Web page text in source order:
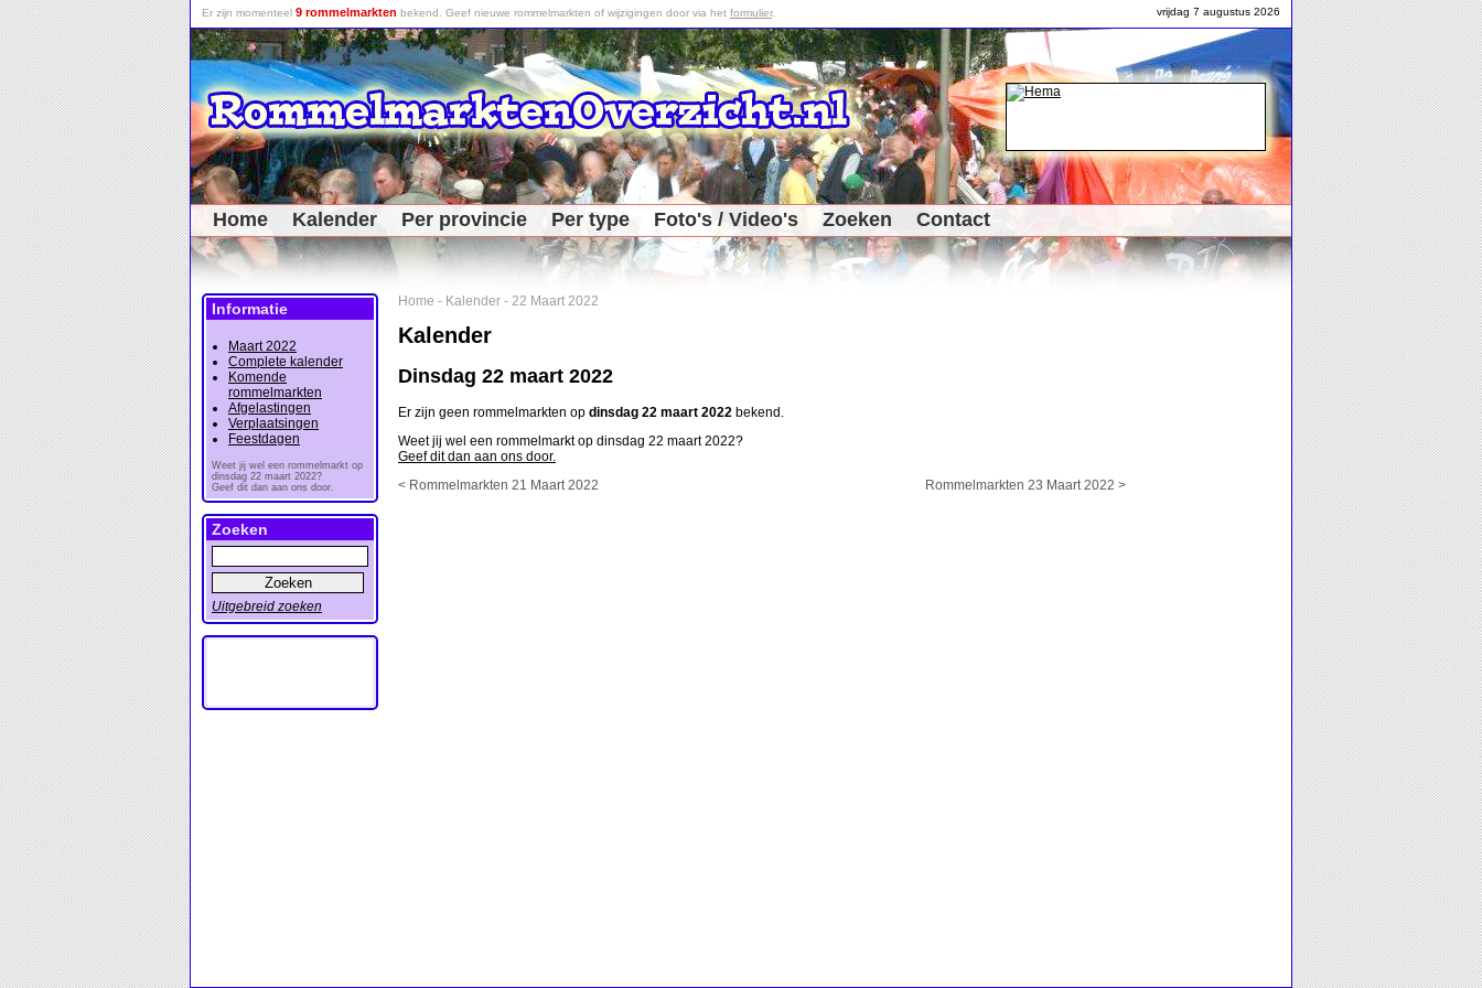
vrijdag 7 augustus 2026
Er zijn momenteel 9 rommelmarkten bekend. Geef nieuwe rommelmarkten of wijzigingen door via het formulier.
Home Kalender Per provincie Per type Foto's / Video's Zoeken Contact
Home - Kalender - 22 Maart 2022
Kalender
Dinsdag 22 maart 2022
Er zijn geen rommelmarkten op dinsdag 22 maart 2022 bekend.
Weet jij wel een rommelmarkt op dinsdag 22 maart 2022?
Geef dit dan aan ons door.
< Rommelmarkten 21 Maart 2022
Rommelmarkten 23 Maart 2022 >
Informatie
Maart 2022
Complete kalender
Komende
rommelmarkten
Afgelastingen
Verplaatsingen
Feestdagen
Weet jij wel een rommelmarkt op
dinsdag 22 maart 2022?
Geef dit dan aan ons door.
Zoeken
Uitgebreid zoeken